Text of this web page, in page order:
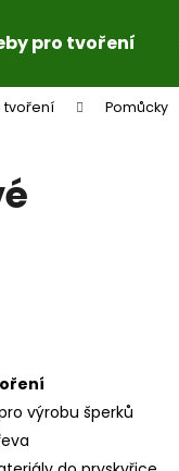
pro tvoření
tvoření Pomůcky
výrobu šperků